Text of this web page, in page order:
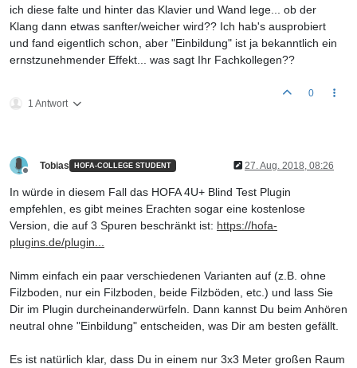
ich diese falte und hinter das Klavier und Wand lege... ob der
Klang dann etwas sanfter/weicher wird?? Ich hab's ausprobiert
und fand eigentlich schon, aber "Einbildung" ist ja bekanntlich ein
ernstzunehmender Effekt... was sagt Ihr Fachkollegen??
1 Antwort
0
Offline
Tobias HOFA-COLLEGE STUDENT 27. Aug. 2018, 08:26
In würde in diesem Fall das HOFA 4U+ Blind Test Plugin
empfehlen, es gibt meines Erachten sogar eine kostenlose
Version, die auf 3 Spuren beschränkt ist: https://hofa-
plugins.de/plugin...
Nimm einfach ein paar verschiedenen Varianten auf (z.B. ohne
Filzboden, nur ein Filzboden, beide Filzböden, etc.) und lass Sie
Dir im Plugin durcheinanderwürfeln. Dann kannst Du beim Anhören
neutral ohne "Einbildung" entscheiden, was Dir am besten gefällt.
Es ist natürlich klar, dass Du in einem nur 3x3 Meter großen Raum